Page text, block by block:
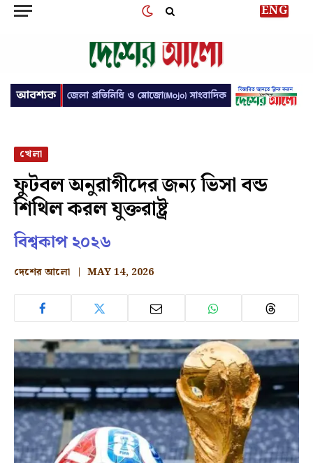
ENG
খেলা
ফুটবল অনুরাগীদের জন্য ভিসা বন্ড
শিথিল করল যুক্তরাষ্ট্র
বিশ্বকাপ ২০২৬
দেশের আলো MAY 14, 2026